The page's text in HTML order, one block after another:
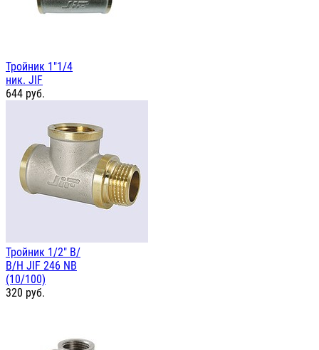
Тройник 1"1/4
ник. JIF
644 руб.
Тройник 1/2" В/
В/Н JIF 246 NB
(10/100)
320 руб.